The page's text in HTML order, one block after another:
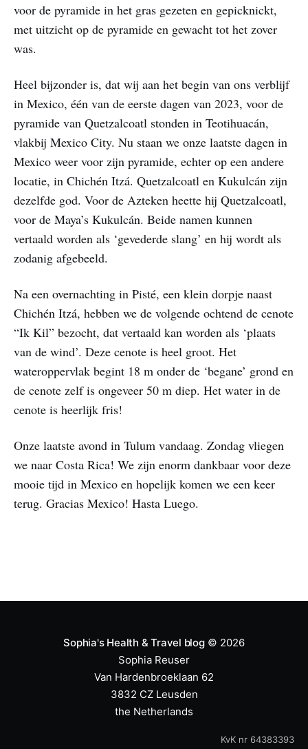
voor de pyramide in het gras gezeten en gepicknickt,
met uitzicht op de pyramide en gewacht tot het zover
was.
Heel bijzonder is, dat wij aan het begin van ons verblijf
in Mexico, één van de eerste dagen van 2023, voor de
pyramide van Quetzalcoatl stonden in Teotihuacán,
vlakbij Mexico City. Nu staan we onze laatste dagen in
Mexico weer voor zijn pyramide, echter op een andere
locatie, in Chichén Itzá. Quetzalcoatl en Kukulcán zijn
dezelfde god. Voor de Azteken heette hij Quetzalcoatl,
voor de Maya’s Kukulcán. Beide namen kunnen
vertaald worden als ‘gevederde slang’ en hij wordt als
zodanig afgebeeld.
Na een overnachting in Pisté, een klein dorpje naast
Chichén Itzá, hebben we de volgende ochtend de cenote
“Ik Kil” bezocht, dat vertaald kan worden als ‘plaats
van de wind’. Deze cenote is heel groot. Het
wateroppervlak begint 18 m onder de ‘begane’ grond en
de cenote zelf is ongeveer 50 m diep. Het water in de
cenote is heerlijk fris!
Onze laatste avond in Tulum vandaag. Zondag vliegen
we naar Costa Rica! We zijn enorm dankbaar voor deze
mooie tijd in Mexico en hopelijk komen we een keer
terug. Gracias Mexico! Hasta Luego.
Sophia's Health & Travel blog© 2026
Sophia Reuser
Van Hardenbroeklaan 62
3832 CZ Leusden
the Netherlands
KvK nr 64383393